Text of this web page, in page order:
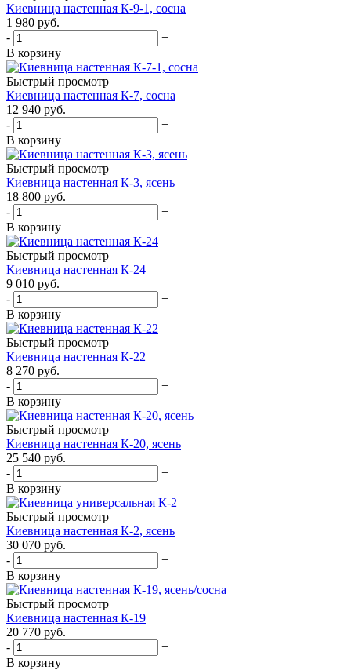
Киевница настенная К-9-1, сосна
1 980 руб.
-
+
В корзину
Быстрый просмотр
Киевница настенная К-7, сосна
12 940 руб.
-
+
В корзину
Быстрый просмотр
Киевница настенная К-3, ясень
18 800 руб.
-
+
В корзину
Быстрый просмотр
Киевница настенная К-24
9 010 руб.
-
+
В корзину
Быстрый просмотр
Киевница настенная К-22
8 270 руб.
-
+
В корзину
Быстрый просмотр
Киевница настенная К-20, ясень
25 540 руб.
-
+
В корзину
Быстрый просмотр
Киевница настенная К-2, ясень
30 070 руб.
-
+
В корзину
Быстрый просмотр
Киевница настенная К-19
20 770 руб.
-
+
В корзину